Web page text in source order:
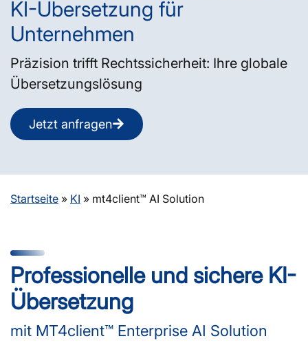
KI-Übersetzung für
Unternehmen
Präzision trifft Rechtssicherheit: Ihre globale
Übersetzungslösung
Jetzt anfragen
Startseite » KI » mt4client™ AI Solution
Professionelle und sichere KI-
Übersetzung
mit MT4client™ Enterprise AI Solution